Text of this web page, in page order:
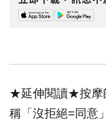
★延伸閱讀★按摩
稱「沒拒絕=同意